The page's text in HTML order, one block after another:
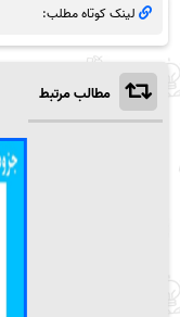
لینک کوتاه مطلب:
مطالب مرتبط